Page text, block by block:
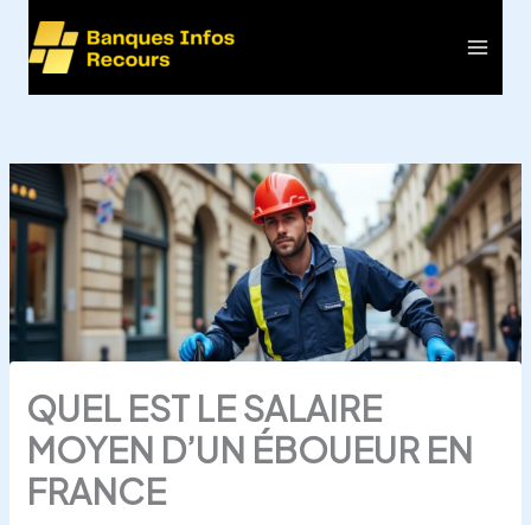
contenu
QUEL EST LE SALAIRE
MOYEN D’UN ÉBOUEUR EN
FRANCE